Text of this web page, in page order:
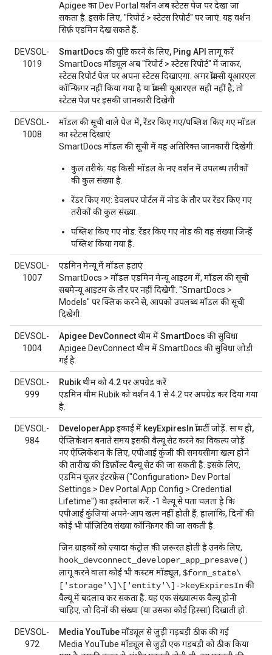
Apigee का Dev Portal वर्शन अब स्टेटस पेज पर देखा जा
सकता है. इसके लिए, "रिपोर्ट > स्टेटस रिपोर्ट" पर जाएं. यह वर्शन
सिर्फ़ एडमिन देख सकते हैं.
DEVSOL-
1019
SmartDocs की पुष्टि करने के लिए, Ping API लागू करें
SmartDocs मॉड्यूल अब "रिपोर्ट > स्टेटस रिपोर्ट" में जाकर,
स्टेटस रिपोर्ट पेज पर अपना स्टेटस दिखाएगा. अगर प्रॉक्सी यूआरएल
कॉन्फ़िगर नहीं किया गया है या प्रॉक्सी यूआरएल सही नहीं है, तो
स्टेटस पेज पर इसकी जानकारी दिखेगी
DEVSOL-
1008
मॉडल की सूची वाले पेज में, रेंडर किए गए/पब्लिश किए गए मॉडल
का स्टेटस दिखाएं
SmartDocs मॉडल की सूची में यह अतिरिक्त जानकारी दिखेगी:
कुल तरीके: यह किसी मॉडल के नए वर्शन में उपलब्ध तरीकों
की कुल संख्या है.
रेंडर किए गए: डेवलपर पोर्टल में नोड के तौर पर रेंडर किए गए
तरीकों की कुल संख्या.
पब्लिश किए गए नोड: रेंडर किए गए नोड की वह संख्या जिन्हें
पब्लिश किया गया है.
DEVSOL-
1007
एडमिन मेन्यू में मॉडल हटाएं
SmartDocs > मॉडल एडमिन मेन्यू आइटम में, मॉडल की सूची
सबमेन्यू आइटम के तौर पर नहीं दिखेगी. "SmartDocs >
Models" पर क्लिक करने से, आपको उपलब्ध मॉडल की सूची
दिखेगी.
DEVSOL-
1004
Apigee DevConnect थीम में SmartDocs की सुविधा
Apigee DevConnect थीम में SmartDocs की सुविधा जोड़ी
गई है.
DEVSOL-
999
Rubik थीम को 4.2 पर अपग्रेड करें
एडमिन थीम Rubik को वर्शन 4.1 से 4.2 पर अपग्रेड कर दिया गया
है.
DEVSOL-
984
DeveloperApp इकाई में keyExpiresIn प्रॉपर्टी जोड़ें. साथ ही,
ऐप्लिकेशन बनाते समय इसकी वैल्यू सेट करने का विकल्प जोड़ें
नए ऐप्लिकेशन के लिए, एपीआई कुंजी की समयसीमा खत्म होने
की तारीख की डिफ़ॉल्ट वैल्यू सेट की जा सकती है. इसके लिए,
एडमिन यूज़र इंटरफ़ेस ("Configuration> Dev Portal
Settings > Dev Portal App Config > Credential
Lifetime") का इस्तेमाल करें. -1 वैल्यू से पता चलता है कि
एपीआई कुंजियां अपने-आप खत्म नहीं होती हैं. हालांकि, दिनों की
कोई भी पॉज़िटिव संख्या कॉन्फ़िगर की जा सकती है.
जिन ग्राहकों को ज़्यादा कंट्रोल की ज़रूरत होती है उनके लिए,
hook_devconnect_developer_app_presave()
लागू करने वाला कोई भी कस्टम मॉड्यूल, $form_state\
['storage'\]\['entity'\]->keyExpiresInकी
वैल्यू में बदलाव कर सकता है. यह एक संख्यात्मक वैल्यू होनी
चाहिए, जो दिनों की संख्या (या उसका कोई हिस्सा) दिखाती हो.
DEVSOL-
972
Media YouTube मॉड्यूल से जुड़ी गड़बड़ी ठीक की गई
Media YouTube मॉड्यूल से जुड़ी एक गड़बड़ी को ठीक किया